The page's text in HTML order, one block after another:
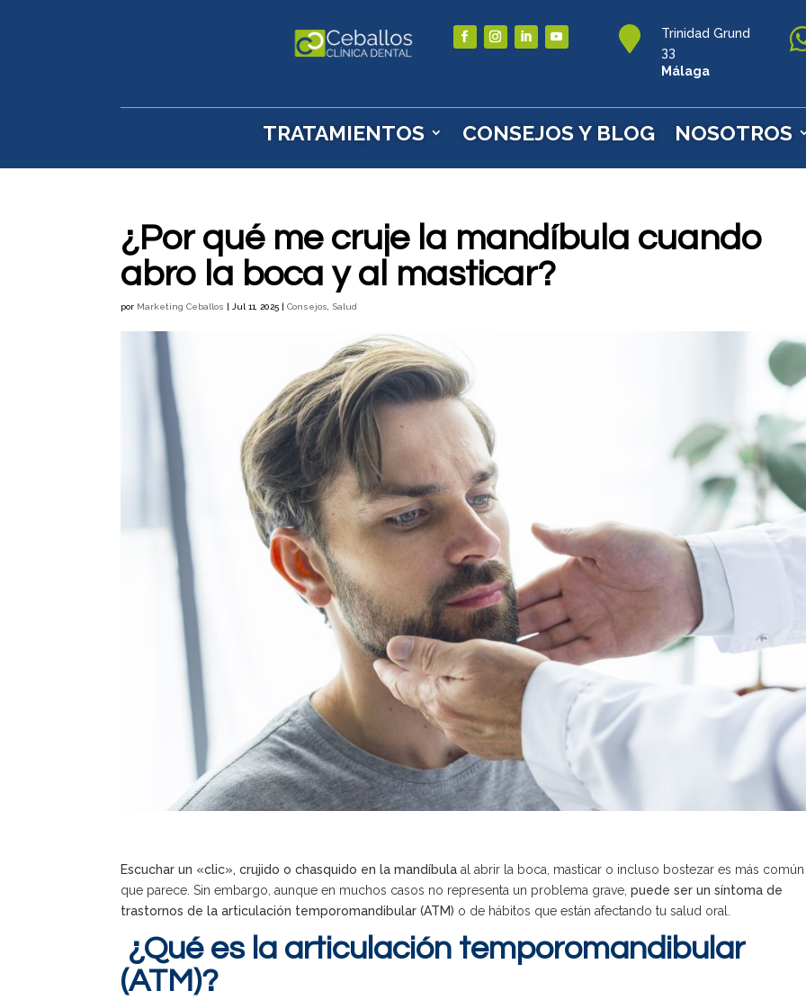

Trinidad Grund
33
Málaga
TRATAMIENTOS CONSEJOS Y BLOG NOSOTROS
¿Por qué me cruje la mandíbula cuando
abro la boca y al masticar?
por Marketing Ceballos | Jul 11, 2025 |Consejos Salud
Escuchar un «clic», crujido o chasquido en la mandíbula al abrir la boca, masticar o incluso bostezar es más
que parece. Sin embargo, aunque en muchos casos no representa un problema grave,puede ser un síntoma de
trastornos de la articulación temporomandibular (ATM) o de hábitos que están afectando tu salud oral.
¿Qué es la articulación temporomandibular
(ATM)?